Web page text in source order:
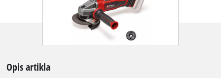
Opis artikla